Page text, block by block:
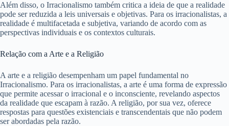
Além disso, o Irracionalismo também critica a ideia de que a realidade
pode ser reduzida a leis universais e objetivas. Para os irracionalistas, a
realidade é multifacetada e subjetiva, variando de acordo com as
perspectivas individuais e os contextos culturais.
Relação com a Arte e a Religião
A arte e a religião desempenham um papel fundamental no
Irracionalismo. Para os irracionalistas, a arte é uma forma de expressão
que permite acessar o irracional e o inconsciente, revelando aspectos
da realidade que escapam à razão. A religião, por sua vez, oferece
respostas para questões existenciais e transcendentais que não podem
ser abordadas pela razão.